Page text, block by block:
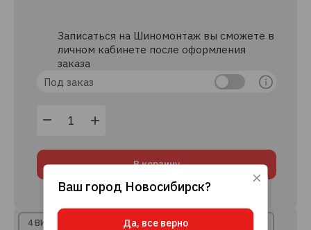
Записаться на Шиномонтаж вы сможете в
личном кабинете после оформления
заказа
Под заказ
В корзину
4 ВИДА РАССРОЧКИ 8+ КРЕДИТНЫХ ПРЕДЛОЖЕНИЙ
Ваш город Новосибирск?
Да, все верно
Используя данный сайт, вы даете согласие
нам делать его удобнее для вас.